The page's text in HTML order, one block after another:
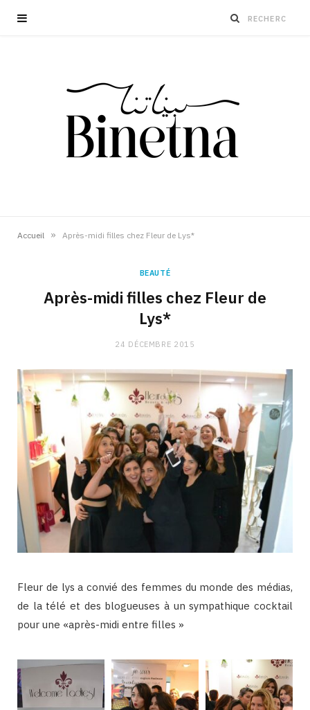
Accueil » Après-midi filles chez Fleur de Lys*
BEAUTÉ
Après-midi filles chez Fleur de
Lys*
24 DÉCEMBRE 2015
Fleur de lys a convié des femmes du monde des médias,
de la télé et des blogueuses à un sympathique cocktail
pour une «après-midi entre filles »